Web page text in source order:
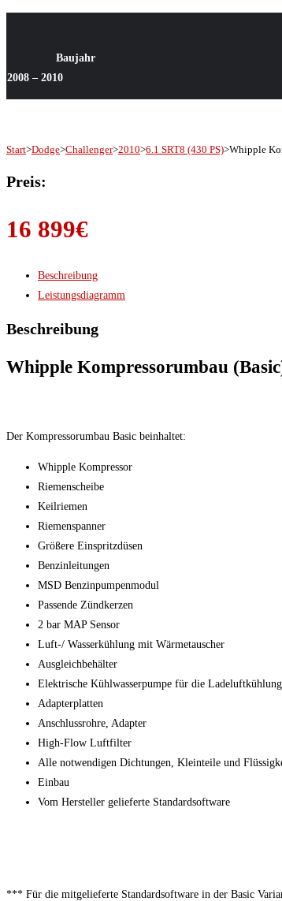
Baujahr
2008 – 2010
Start>Dodge>Challenger>2010>6.1 SRT8 (430 PS)>Whipple
Preis:
16 899€
Beschreibung
Leistungsdiagramm
Beschreibung
Whipple Kompressorumbau
Der Kompressorumbau Basic beinhaltet:
Whipple Kompressor
Riemenscheibe
Keilriemen
Riemenspanner
Größere Einspritzdüsen
Benzinleitungen
MSD Benzinpumpenmodul
Passende Zündkerzen
2 bar MAP Sensor
Luft-/ Wasserkühlung mit Wärmetauscher
Ausgleichbehälter
Elektrische Kühlwasserpumpe für die Ladeluftkühlung
Adapterplatten
Anschlussrohre, Adapter
High-Flow Luftfilter
Alle notwendigen Dichtungen, Kleinteile und
Einbau
Vom Hersteller gelieferte Standardsoftware
*** Für die mitgelieferte Standardsoftware in der Basic